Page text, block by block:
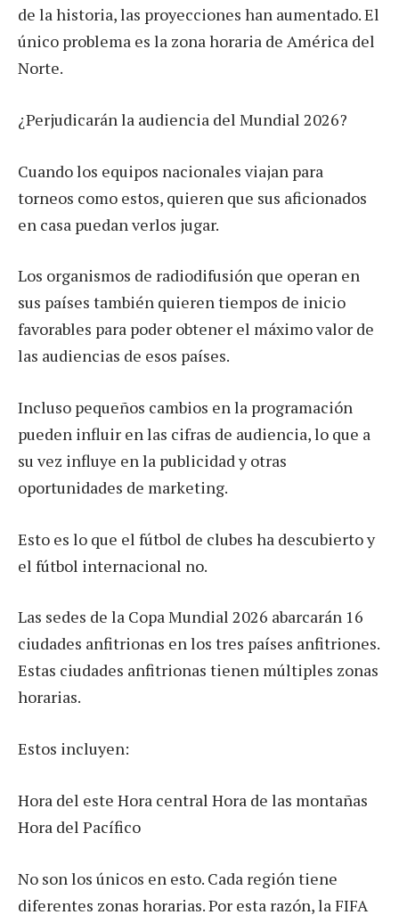
de la historia, las proyecciones han aumentado. El
único problema es la zona horaria de América del
Norte.
¿Perjudicarán la audiencia del Mundial 2026?
Cuando los equipos nacionales viajan para
torneos como estos, quieren que sus aficionados
en casa puedan verlos jugar.
Los organismos de radiodifusión que operan en
sus países también quieren tiempos de inicio
favorables para poder obtener el máximo valor de
las audiencias de esos países.
Incluso pequeños cambios en la programación
pueden influir en las cifras de audiencia, lo que a
su vez influye en la publicidad y otras
oportunidades de marketing.
Esto es lo que el fútbol de clubes ha descubierto y
el fútbol internacional no.
Las sedes de la Copa Mundial 2026 abarcarán 16
ciudades anfitrionas en los tres países anfitriones.
Estas ciudades anfitrionas tienen múltiples zonas
horarias.
Estos incluyen:
Hora del este Hora central Hora de las montañas
Hora del Pacífico
No son los únicos en esto. Cada región tiene
diferentes zonas horarias. Por esta razón, la FIFA